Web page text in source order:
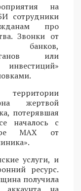
на
сотрудники
про
Звонки от
банков,
или
жертвой
потерявшая
началось с
MAX от
услуги, и
ресурс.
получила